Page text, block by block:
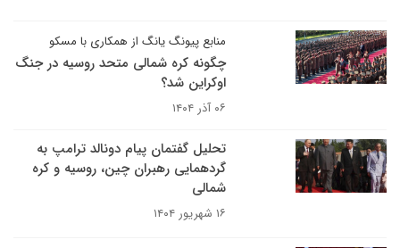
منابع پیونگ یانگ از همکاری با مسکو
چگونه کره شمالی متحد روسیه در جنگ
اوکراین شد؟
۰۶ آذر ۱۴۰۴
تحلیل گفتمان پیام دونالد ترامپ به
گردهمایی رهبران چین، روسیه و کره
شمالی
۱۶ شهریور ۱۴۰۴